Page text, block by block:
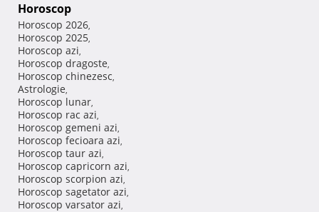
Horoscop
Horoscop 2026,
Horoscop 2025,
Horoscop azi,
Horoscop dragoste,
Horoscop chinezesc,
Astrologie,
Horoscop lunar,
Horoscop rac azi,
Horoscop gemeni azi,
Horoscop fecioara azi,
Horoscop taur azi,
Horoscop capricorn azi,
Horoscop scorpion azi,
Horoscop sagetator azi,
Horoscop varsator azi,